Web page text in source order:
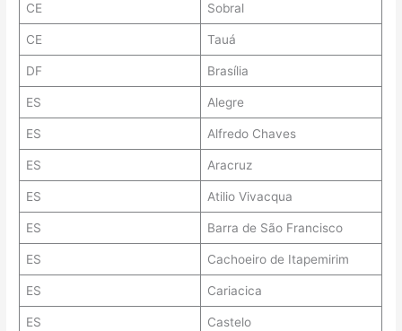
CE Sobral
CE Tauá
DF Brasília
ES Alegre
ES Alfredo Chaves
ES Aracruz
ES Atilio Vivacqua
ES Barra de São Francisco
ES Cachoeiro de Itapemirim
ES Cariacica
ES Castelo